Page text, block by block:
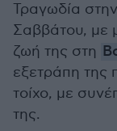
Τραγωδία
Σαββάτου, με
ζωή της στη
εξετράπη της
τοίχο, με
της.